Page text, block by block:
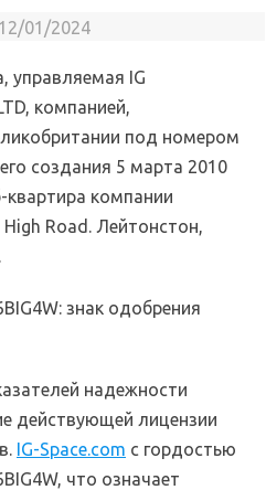
12/01/2024
управляемая IG
компанией,
под номером
создания 5 марта 2010
компании
Road. Лейтонстон,
знак одобрения
надежности
действующей лицензии
IG-Space.com с гордостью
что означает